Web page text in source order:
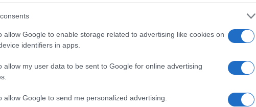
allow Google to enable storage related to advertising like cookies on
identifiers in apps.
allow my user data to be sent to Google for online advertising
allow Google to send me personalized advertising.
Πλαισίου σε ΦΕΚ κι ενώ ο Αντώνης ο
παρέμενε Υπουργός ΠΕΧΩΔΕ, χρειάστηκε να
μας.
ελπίδα, δεδομένης της πρόσφατης
είχαν προκηρυχθεί. Το ότι μας ανετέθη από το
να σκεφτώ ότι ο εκλιπών, εκτός από ευθύς